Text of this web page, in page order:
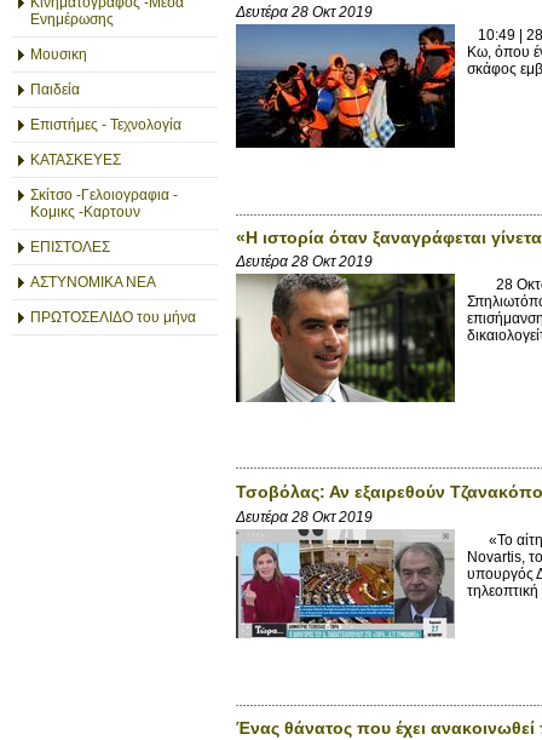
Ενημέρωσης
Μουσικη
Παιδεία
Επιστήμες - Τεχνολογία
ΚΑΤΑΣΚΕΥΕΣ
Σκίτσο -Γελοιογραφια -
Κομικς -Καρτουν
ΕΠΙΣΤΟΛΕΣ
ΑΣΤΥΝΟΜΙΚΑ ΝΕΑ
ΠΡΩΤΟΣΕΛΙΔΟ του μήνα
Δευτέρα 28 Οκτ 2019
10:49 | 28
Κω, όπου
σκάφος
«Η ιστορία όταν ξαναγράφεται
Δευτέρα 28 Οκτ 2019
28
Τσοβόλας: Αν εξαιρεθούν
Δευτέρα 28 Οκτ 2019
«Το
Novartis,
υπουργός
Ένας θάνατος που έχει ανακοινωθεί